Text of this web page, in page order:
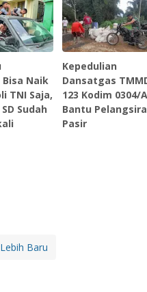
Bisa Naik
TNI Saja,
Sudah
Kepedulian
Dansatgas
123 Kodim 0304/
Bantu
Pasir
Baru